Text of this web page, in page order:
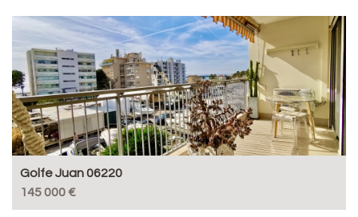
Golfe Juan 06220
145 000 €